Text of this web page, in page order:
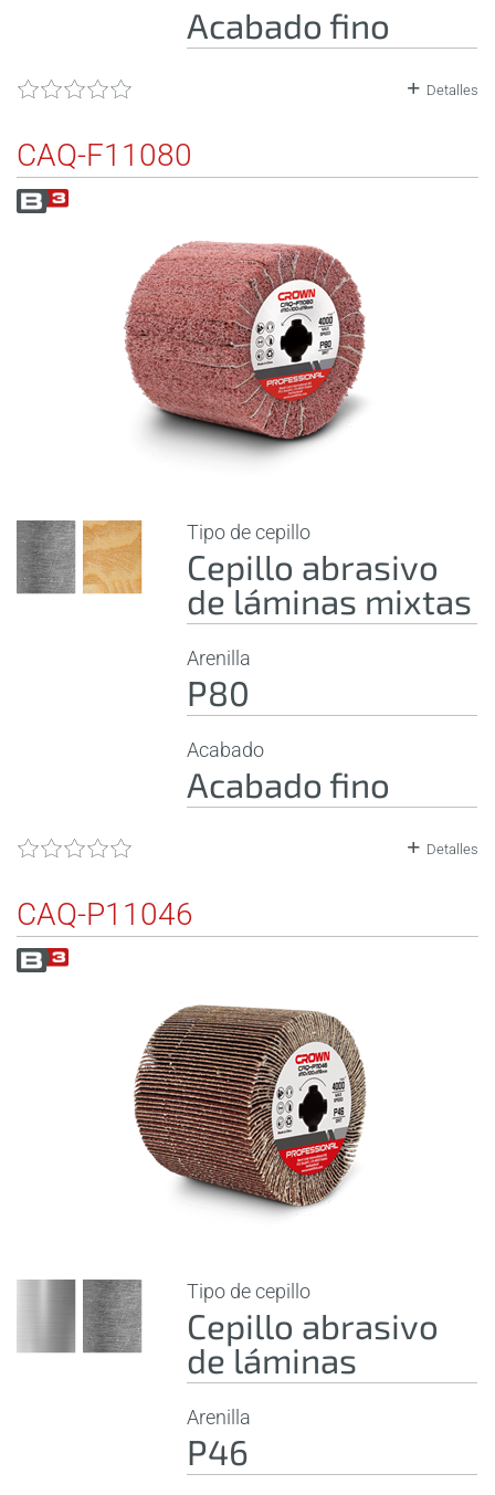
Acabado fino
Detalles
CAQ-F11080
Tipo de cepillo
Cepillo abrasivo
de láminas mixtas
Arenilla
P80
Acabado
Acabado fino
Detalles
CAQ-P11046
Tipo de cepillo
Cepillo abrasivo
de láminas
Arenilla
P46